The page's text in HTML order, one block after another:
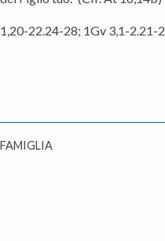
22.24-28; 1Gv 3,1-2.21-